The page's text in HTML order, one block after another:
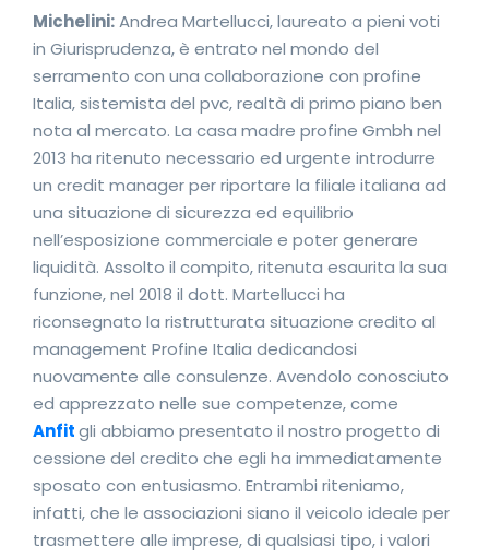
Michelini:Andrea Martellucci, laureato a pieni voti
in Giurisprudenza, è entrato nel mondo del
serramento con una collaborazione con profine
Italia, sistemista del pvc, realtà di primo piano ben
nota al mercato. La casa madre profine Gmbh nel
2013 ha ritenuto necessario ed urgente introdurre
un credit manager per riportare la filiale italiana ad
una situazione di sicurezza ed equilibrio
nell’esposizione commerciale e poter generare
liquidità. Assolto il compito, ritenuta esaurita la sua
funzione, nel 2018 il dott. Martellucci ha
riconsegnato la ristrutturata situazione credito al
management Profine Italia dedicandosi
nuovamente alle consulenze. Avendolo conosciuto
ed apprezzato nelle sue competenze, come
Anfitgli abbiamo presentato il nostro progetto di
cessione del credito che egli ha immediatamente
sposato con entusiasmo. Entrambi riteniamo,
infatti, che le associazioni siano il veicolo ideale per
trasmettere alle imprese, di qualsiasi tipo, i valori